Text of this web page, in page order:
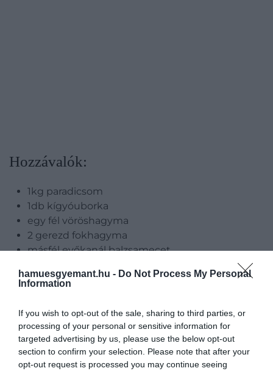
hamuesgyemant.hu - Do Not Process My Personal
Information
If you wish to opt-out of the sale, sharing to third parties, or
processing of your personal or sensitive information for
targeted advertising by us, please use the below opt-out
section to confirm your selection. Please note that after your
opt-out request is processed you may continue seeing
Hozzávalók:
1kg paradicsom
1db kígyóuborka
egy fél vöröshagyma
2 gerezd fokhagyma
másfél evőkanál balzsamecet
só ízlés szerint